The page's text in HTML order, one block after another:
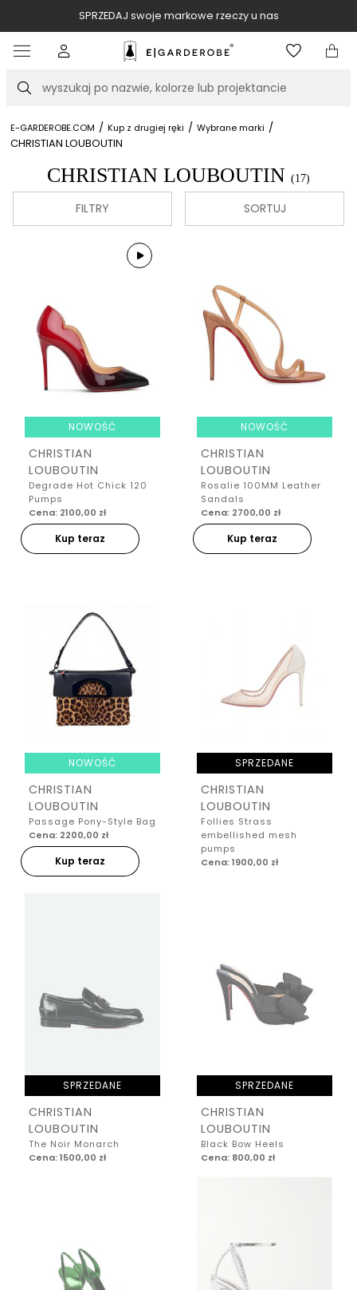
SPRZEDAJ swoje markowe rzeczy u nas
Szukaj
E-GARDEROBE.COM / Kup z drugiej ręki / Wybrane marki /
CHRISTIAN LOUBOUTIN
CHRISTIAN LOUBOUTIN (17)
FILTRY SORTUJ
NOWOŚĆ
CHRISTIAN
LOUBOUTIN
Degrade Hot Chick 120
Pumps
Cena: 2100,00 zł
Kup teraz
NOWOŚĆ
CHRISTIAN
LOUBOUTIN
Rosalie 100MM Leather
Sandals
Cena: 2700,00 zł
Kup teraz
NOWOŚĆ
CHRISTIAN
LOUBOUTIN
Passage Pony-Style Bag
Cena: 2200,00 zł
Kup teraz
SPRZEDANE
CHRISTIAN
LOUBOUTIN
Follies Strass
embellished mesh
pumps
Cena: 1900,00 zł
SPRZEDANE
CHRISTIAN
LOUBOUTIN
The Noir Monarch
Cena: 1500,00 zł
SPRZEDANE
CHRISTIAN
LOUBOUTIN
Black Bow Heels
Cena: 800,00 zł